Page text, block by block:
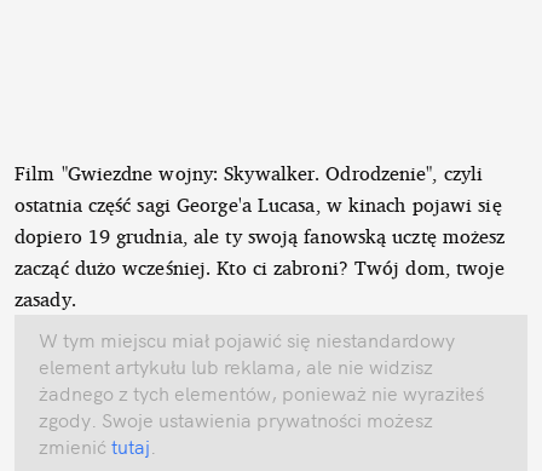
Film "Gwiezdne wojny: Skywalker. Odrodzenie", czyli
ostatnia część sagi George'a Lucasa, w kinach pojawi się
dopiero 19 grudnia, ale ty swoją fanowską ucztę możesz
zacząć dużo wcześniej. Kto ci zabroni? Twój dom, twoje
zasady.
W tym miejscu miał pojawić się niestandardowy
element artykułu lub reklama, ale nie widzisz
żadnego z tych elementów, ponieważ nie wyraziłeś
zgody. Swoje ustawienia prywatności możesz
zmienić tutaj.